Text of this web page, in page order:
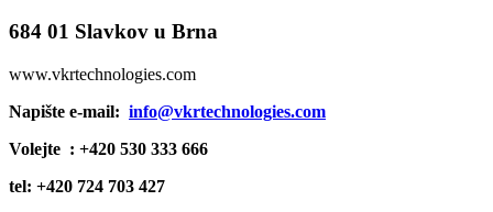
684 01 Slavkov u Brna
www.vkrtechnologies.com
Napište e-mail: info@vkrtechnologies.com
Volejte : +420 530 333 666
tel: +420 724 703 427